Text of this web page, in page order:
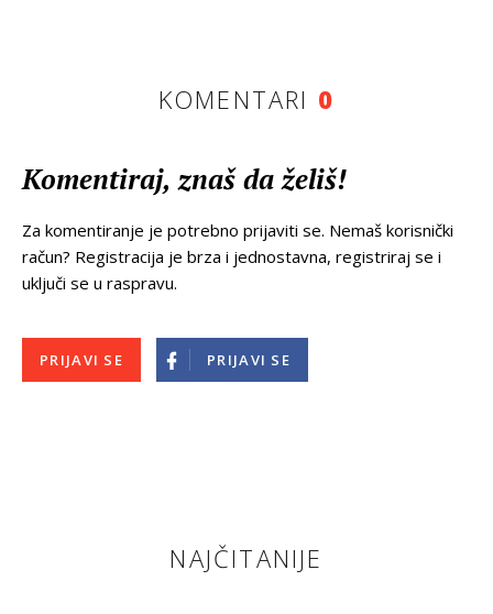
KOMENTARI 0
Komentiraj, znaš da želiš!
Za komentiranje je potrebno prijaviti se. Nemaš korisnički
račun? Registracija je brza i jednostavna, registriraj se i
uključi se u raspravu.
PRIJAVI SE PRIJAVI SE
NAJČITANIJE